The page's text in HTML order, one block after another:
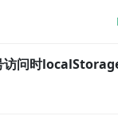
访问时